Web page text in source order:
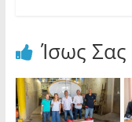
Ίσως Σας